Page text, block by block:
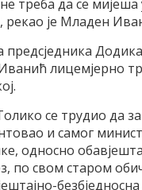
треба да се
рекао је Младен
предсједника
лицемјерно
се трудио да
и самог
односно
по свом старом